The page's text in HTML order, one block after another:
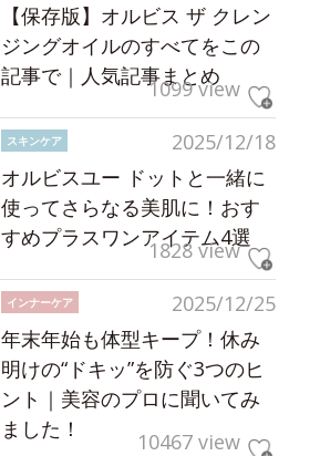
【保存版】オルビス ザ クレン
ジングオイルのすべてをこの
記事で｜人気記事まとめ
1099 view
2025/12/18
スキンケア
オルビスユー ドットと一緒に
使ってさらなる美肌に！おす
すめプラスワンアイテム4選
1828 view
2025/12/25
インナーケア
年末年始も体型キープ！休み
明けの“ドキッ”を防ぐ3つのヒ
ント｜美容のプロに聞いてみ
ました！
10467 view